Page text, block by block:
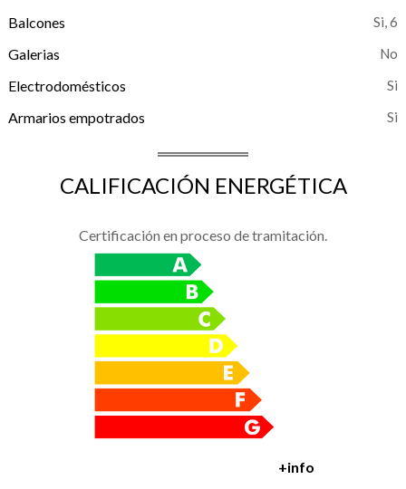
Balcones
, 6
Galerias
Electrodomésticos
Armarios empotrados
CALIFICACIÓN ENERGÉTICA
Certificación en proceso de tramitación.
+info